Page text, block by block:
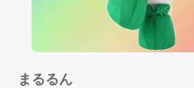
まるるん